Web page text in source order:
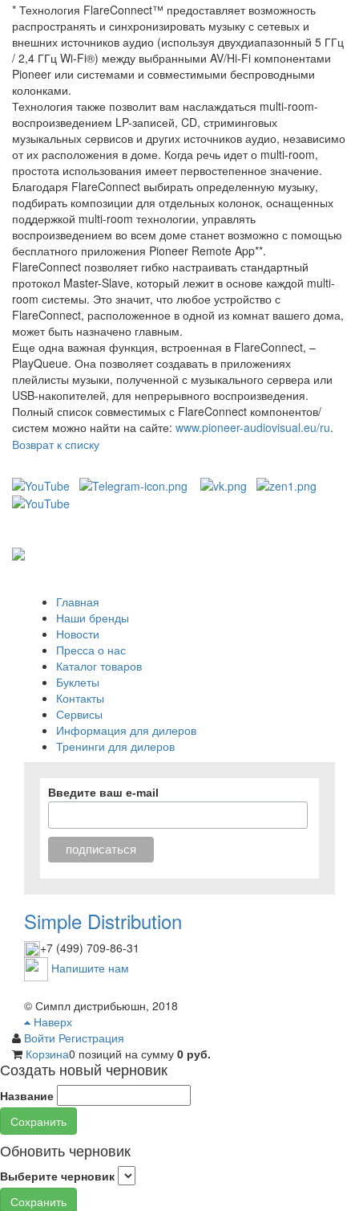
* Технология FlareConnect™ предоставляет возможность
распространять и синхронизировать музыку с сетевых и
внешних источников аудио (используя двухдиапазонный 5 ГГц
/ 2,4 ГГц Wi-Fi®) между выбранными AV/Hi-Fi компонентами
Pioneer или системами и совместимыми беспроводными
колонками.
Технология также позволит вам наслаждаться multi-room-
воспроизведением LP-записей, CD, стриминговых
музыкальных сервисов и других источников аудио, независимо
от их расположения в доме. Когда речь идет о multi-room,
простота использования имеет первостепенное значение.
Благодаря FlareConnect выбирать определенную музыку,
подбирать композиции для отдельных колонок, оснащенных
поддержкой multi-room технологии, управлять
воспроизведением во всем доме станет возможно с помощью
бесплатного приложения Pioneer Remote App**.
FlareConnect позволяет гибко настраивать стандартный
протокол Master-Slave, который лежит в основе каждой multi-
room системы. Это значит, что любое устройство с
FlareConnect, расположенное в одной из комнат вашего дома,
может быть назначено главным.
Еще одна важная функция, встроенная в FlareConnect, –
PlayQueue. Она позволяет создавать в приложениях
плейлисты музыки, полученной с музыкального сервера или
USB-накопителей, для непрерывного воспроизведения.
Полный список совместимых с FlareConnect компонентов/
систем можно найти на сайте: www.pioneer-audiovisual.eu/ru.
Возврат к списку
Главная
Наши бренды
Новости
Пресса о нас
Каталог товаров
Буклеты
Контакты
Сервисы
Информация для дилеров
Тренинги для дилеров
Введите ваш e-mail
Simple Distribution
+7 (499) 709-86-31
Напишите нам
© Симпл дистрибьюшн, 2018
Наверх
Войти Регистрация
Корзина0 позиций на сумму 0 руб.
Создать новый черновик
Название
Сохранить
Обновить черновик
Выберите черновик
Сохранить